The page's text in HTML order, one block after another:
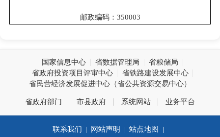
邮政编码： 350003
国家信息中心 省数据管理局
省粮储局
省政府投资项目评审中心
省铁路建设发展中心
省民营经济发展促进中心（省公共资源交易中心）
省政府部门 市县政府 系统网站 业务平台
联系我们 | 网站声明 | 站点地图
|